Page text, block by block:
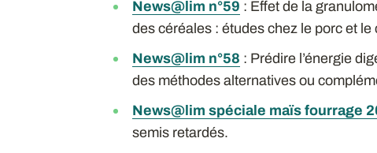
News@lim n°59 : Effet de la
des céréales : études chez le porc et le
News@lim n°58 : Prédire l’énergie
des méthodes alternatives ou
News@lim spéciale maïs fourrage
semis retardés.